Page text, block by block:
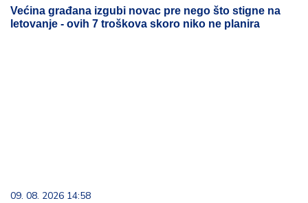
Većina građana izgubi novac pre nego što stigne na
letovanje - ovih 7 troškova skoro niko ne planira
09. 08. 2026 14:58